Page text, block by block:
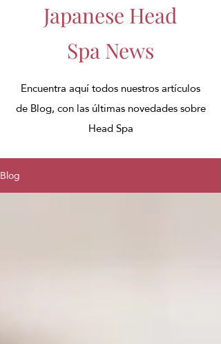
Japanese Head
Spa News
Encuentra aquí todos nuestros artículos
de Blog, con las últimas novedades sobre
Head Spa
Blog